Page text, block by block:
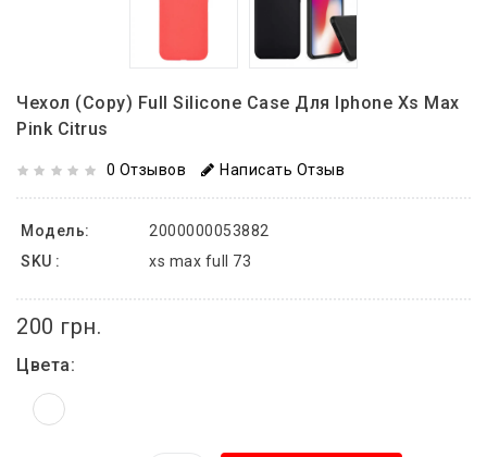
Чехол (copy) Full Silicone Case Для Iphone Xs Max
Pink Citrus
0 Отзывов Написать Отзыв
Модель:
2000000053882
SKU :
xs max full 73
200 грн.
Цвета: